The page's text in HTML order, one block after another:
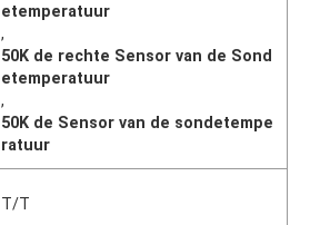
etemperatuur
,
50K de rechte Sensor van de Sond
etemperatuur
,
50K de Sensor van de sondetempe
ratuur
T/T